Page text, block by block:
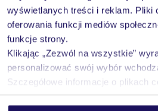
wyświetlanych treści i reklam. Pliki
oferowania funkcji mediów
funkcje strony.
Klikając „Zezwól na wszystkie”
personalizować swój wybór
Szczegółowe informacje o plikach
publiczna piaszczysta
plac zabaw
basen: kryty, w strefie spa